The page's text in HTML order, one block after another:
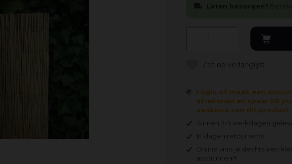
Login of maak een
afrekenen en spaar 50
aankoop van dit product.
Binnen 3-5 werkdagen
14 dagen retourrecht.
Online vind je slechts een
assortiment!